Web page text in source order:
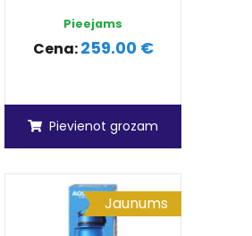
Pieejams
Cena:259.00 €
Pievienot grozam
Jaunums